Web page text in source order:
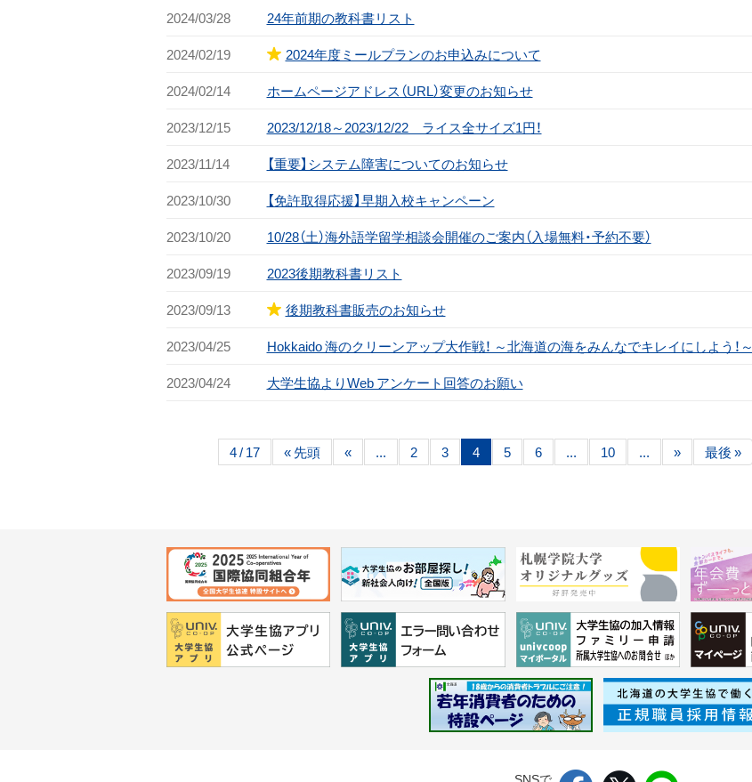
2024/03/28
24年前期の教科書リスト
2024/02/19
2024年度ミールプランのお申込みについて
2024/02/14
ホームページアドレス（URL）変更のお知らせ
2023/12/15
2023/12/18～2023/12/22 ライス全サイズ1円！
2023/11/14
【重要】システム障害についてのお知らせ
2023/10/30
【免許取得応援】早期入校キャンペーン
2023/10/20
10/28（土）海外語学留学相談会開催のご案内（入場無料・予約不要）
2023/09/19
2023後期教科書リスト
2023/09/13
後期教科書販売のお知らせ
2023/04/25
Hokkaido 海のクリーンアップ大作戦！ ～北海道の海をみんなでキレイにしよう！～
2023/04/24
大学生協よりWeb アンケート回答のお願い
4 / 17 « 先頭 « ... 2 3 4 5 6 ... 10 ... » 最後 »